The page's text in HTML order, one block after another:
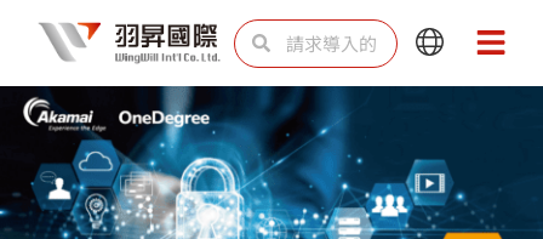
内
SearchSearch
Main
Menu
Main
Menu